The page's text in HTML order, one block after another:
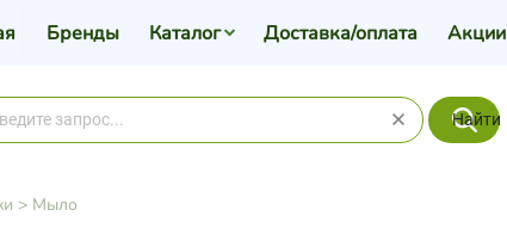
Найти
Бренды Каталог Доставка/оплата Акции
> Мыло